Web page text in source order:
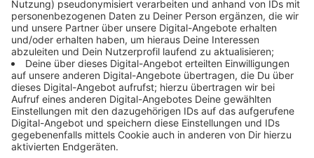
"Kinderhaus". Angeklagt sind vier Männer und eine Frau.
Darunter ein heute 28-jähriger IT-Fachmann, der als
Haupttäter gilt. Er soll seinen inzwischen elf Jahre
alten Ziehsohn immer wieder schwer sexuell
missbraucht, vergewaltigt und anderen Männern
zugeführt haben. Die Mutter des 28-Jährigen soll von
dem Missbrauch gewusst haben. Ihr wird Beihilfe
vorgeworfen, sie soll nach dem Willen der Anklage für
sechs Jahre in Haft.